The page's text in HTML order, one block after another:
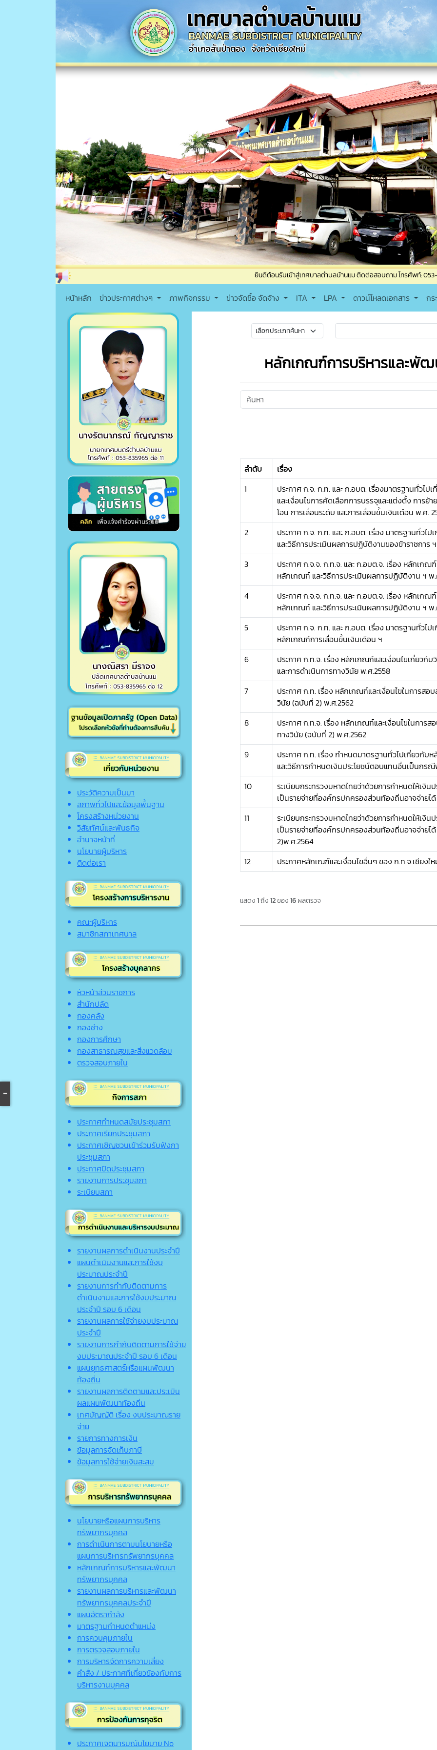
ยินดีต้อนรับเข้าสู่เทศบาลตำบลบ้านแม ติดต่อสอบถาม โทรศัพท์: 053-835965 โทร
หน้าหลัก ข่าวประกาศต่างๆ ภาพกิจกรรม ข่าวจัดซื้อ จัดจ้าง ITA LPA ดาวน์โหลดเอกสาร กร
ประวัติความเป็นมา
สภาพทั่วไปและข้อมูลพื้นฐาน
โครงสร้างหน่วยงาน
วิสัยทัศน์และพันธกิจ
อำนาจหน้าที่
นโยบายผู้บริหาร
ติดต่อเรา
คณะผู้บริหาร
สมาชิกสภาเทศบาล
หัวหน้าส่วนราชการ
สำนักปลัด
กองคลัง
กองช่าง
กองการศึกษา
กองสาธารณสุขและสิ่งแวดล้อม
ตรวจสอบภายใน
ประกาศกำหนดสมัยประชุมสภา
ประกาศเรียกประชุมสภา
ประกาศเชิญชวนเข้าร่วมรับฟังกา
ประชุมสภา
ประกาศปิดประชุมสภา
รายงานการประชุมสภา
ระเบียบสภา
รายงานผลการดำเนินงานประจำปี
แผนดำเนินงานและการใช้งบ
ประมาณประจำปี
รายงานการกำกับติดตามการ
ดำเนินงานและการใช้งบประมาณ
ประจำปี รอบ 6 เดือน
รายงานผลการใช้จ่ายงบประมาณ
ประจำปี
รายงานการกำกับติดตามการใช้จ่าย
งบประมาณประจำปี รอบ 6 เดือน
แผนยุทธศาสตร์หรือแผนพัฒนา
ท้องถิ่น
รายงานผลการติดตามและประเมิน
ผลแผนพัฒนาท้องถิ่น
เทศบัญญัติ เรื่อง งบประมาณราย
จ่าย
รายการทางการเงิน
ข้อมูลการจัดเก็บภาษี
ข้อมูลการใช้จ่ายเงินสะสม
นโยบายหรือแผนการบริหาร
ทรัพยากรบุคคล
การดำเนินการตามนโยบายหรือ
แผนการบริหารทรัพยากรบุคคล
หลักเกณฑ์การบริหารและพัฒนา
ทรัพยากรบุคคล
รายงานผลการบริหารและพัฒนา
ทรัพยากรบุคคลประจำปี
แผนอัตรากำลัง
มาตรฐานกำหนดตำแหน่ง
การควบคุมภายใน
การตรวจสอบภายใน
การบริหารจัดการความเสี่ยง
คำสั่ง / ประกาศที่เกี่ยวข้องกับการ
บริหารงานบุคคล
ประกาศเจตนารมณ์นโยบาย No
หลักเกณฑ์การบริหารและพั
ลำดับ เรื่อง
1
ประกาศ ก.จ. ก.ท. และ ก.อบต. เรื่องมาตรฐานทั่วไ
และเงื่อนไขการคัดเลือกการบรรจุและแต่งตั้ง การย้า
โอน การเลื่อนระดับ และการเลื่อนขั้นเงินเดือน พ.ศ.
2
ประกาศ ก.จ. ก.ท. และ ก.อบต. เรื่อง มาตรฐานทั่วไ
และวิธีการประเมินผลการปฏิบัติงานของข้าราชการ ฯ
3
ประกาศ ก.จ.จ. ก.ท.จ. และ ก.อบต.จ. เรื่อง หลักเกณ
หลักเกณฑ์ และวิธีการประเมินผลการปฏิบัติงาน ฯ พ
4
ประกาศ ก.จ.จ. ก.ท.จ. และ ก.อบต.จ. เรื่อง หลักเกณ
หลักเกณฑ์ และวิธีการประเมินผลการปฏิบัติงาน ฯ พ
5
ประกาศ ก.จ. ก.ท. และ ก.อบต. เรื่อง มาตรฐานทั่วไ
หลักเกณฑ์การเลื่อนขั้นเงินเดือน ฯ
6
ประกาศ ก.ท.จ. เรื่อง หลักเกณฑ์และเงื่อนไขเกี่ยวกั
และการดำเนินการทางวินัย พ.ศ.2558
7
ประกาศ ก.ท. เรื่อง หลักเกณฑ์และเงื่อนไขในการสอ
วินัย (ฉบับที่ 2) พ.ศ.2562
8
ประกาศ ก.ท.จ. เรื่อง หลักเกณฑ์และเงื่อนไขในการส
ทางวินัย (ฉบับที่ 2) พ.ศ.2562
9
ประกาศ ก.ท. เรื่อง กำหนดมาตรฐานทั่วไปเกี่ยวกับ
และวิธีการกำหนดเงินประโยชน์ตอบแทนอื่นเป็นกร
10
ระเบียบกระทรวงมหาดไทยว่าด้วยการกำหนดให้เงิน
เป็นรายจ่ายที่องค์กรปกครองส่วนท้องถิ่นอาจจ่ายไ
11
ระเบียบกระทรวงมหาดไทยว่าด้วยการกำหนดให้เงิน
เป็นรายจ่ายที่องค์กรปกครองส่วนท้องถิ่นอาจจ่ายไ
2)พ.ศ.2564
12 ประกาศหลักเณฑ์และเงื่อนไขอื่นๆ ของ ก.ท.จ.เชียงใ
แสดง1ถึง12ของ16ผลตรวจ